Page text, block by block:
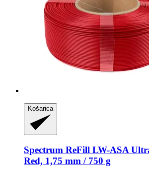
Košarica
Spectrum ReFill LW-​ASA
Red, 1,75 mm / 750 g